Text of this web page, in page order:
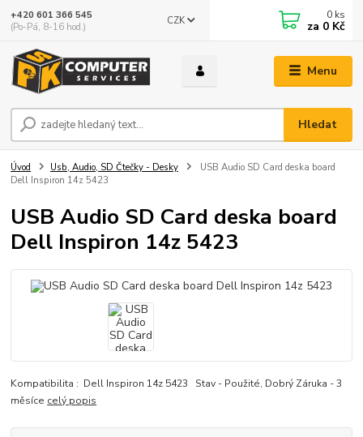
Menu
CZK
Hledat
+420 601 366 545
(Po-Pá, 8-16 hod.)
0 ks
za 0 Kč
Úvod Usb, Audio, SD Čtečky - Desky
USB Audio SD Card deska board
Dell Inspiron 14z 5423
USB Audio SD Card deska board
Dell Inspiron 14z 5423
Kompatibilita : Dell Inspiron 14z 5423 Stav - Použité, Dobrý Záruka - 3
měsíce celý popis